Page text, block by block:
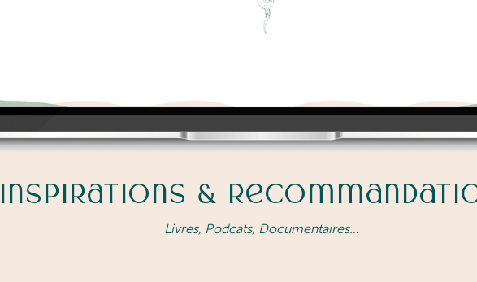
Inspirations &
Livres, Podcats, Documentaires…